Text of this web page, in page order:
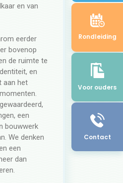
Rondleiding
Voor ouders
Contact
en van
eerder
bovenop
de ruimte te
en
aan het
een
bouwwerk
We denken
een
dan